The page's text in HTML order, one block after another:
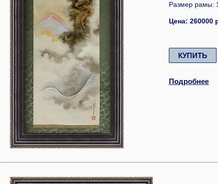
Размер рамы:
Цена: 260000
КУПИТЬ
Подробнее